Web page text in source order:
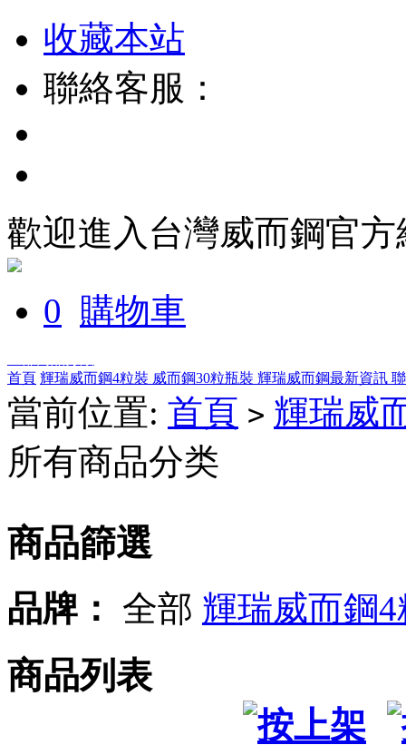
收藏本站
聯絡客服：
歡迎進入台灣威而鋼官方
0 購物車
首頁 輝瑞威而鋼4粒裝 威而鋼30粒瓶裝 輝瑞威而鋼最新資訊
當前位置: 首頁 > 輝瑞威
所有商品分类
商品篩選
品牌： 全部 輝瑞威而鋼
商品列表